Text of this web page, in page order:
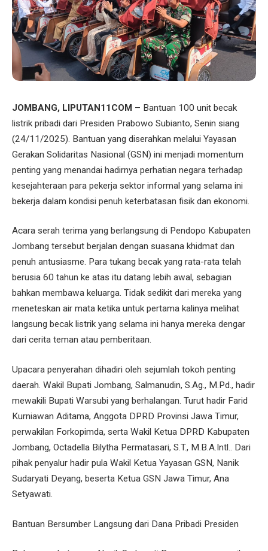
JOMBANG, LIPUTAN11COM – Bantuan 100 unit becak
listrik pribadi dari Presiden Prabowo Subianto, Senin siang
(24/11/2025). Bantuan yang diserahkan melalui Yayasan
Gerakan Solidaritas Nasional (GSN) ini menjadi momentum
penting yang menandai hadirnya perhatian negara terhadap
kesejahteraan para pekerja sektor informal yang selama ini
bekerja dalam kondisi penuh keterbatasan fisik dan ekonomi.
Acara serah terima yang berlangsung di Pendopo Kabupaten
Jombang tersebut berjalan dengan suasana khidmat dan
penuh antusiasme. Para tukang becak yang rata-rata telah
berusia 60 tahun ke atas itu datang lebih awal, sebagian
bahkan membawa keluarga. Tidak sedikit dari mereka yang
meneteskan air mata ketika untuk pertama kalinya melihat
langsung becak listrik yang selama ini hanya mereka dengar
dari cerita teman atau pemberitaan.
Upacara penyerahan dihadiri oleh sejumlah tokoh penting
daerah. Wakil Bupati Jombang, Salmanudin, S.Ag., M.Pd., hadir
mewakili Bupati Warsubi yang berhalangan. Turut hadir Farid
Kurniawan Aditama, Anggota DPRD Provinsi Jawa Timur,
perwakilan Forkopimda, serta Wakil Ketua DPRD Kabupaten
Jombang, Octadella Bilytha Permatasari, S.T., M.B.A.Intl.. Dari
pihak penyalur hadir pula Wakil Ketua Yayasan GSN, Nanik
Sudaryati Deyang, beserta Ketua GSN Jawa Timur, Ana
Setyawati.
Bantuan Bersumber Langsung dari Dana Pribadi Presiden